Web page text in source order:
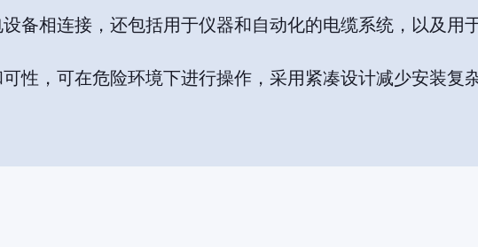
备相连接，还包括用于仪器和自动化的电缆系统，以及用
性，可在危险环境下进行操作，采用紧凑设计减少安装复